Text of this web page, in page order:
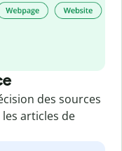
des sources
les articles de